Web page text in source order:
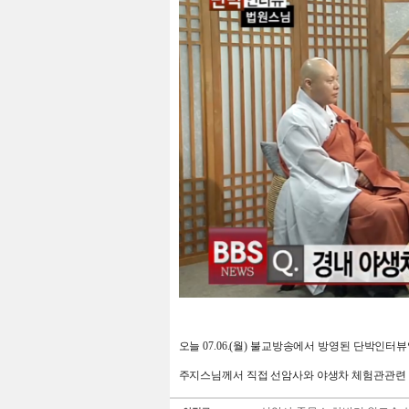
오늘 07.06.(월) 불교방송에서 방영된 단박인터
주지스님께서 직접 선암사와 야생차 체험관관